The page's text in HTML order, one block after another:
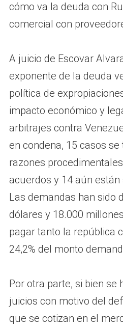
cómo va la deuda con
comercial con
A juicio de Escovar
exponente de la deuda
política de
impacto económico y
arbitrajes contra
en condena, 15 casos
razones
acuerdos y 14 aún
Las demandas han sido
dólares y 18.000
pagar tanto la república
24,2% del monto
Por otra parte, si bien se
juicios con motivo del
que se cotizan en el